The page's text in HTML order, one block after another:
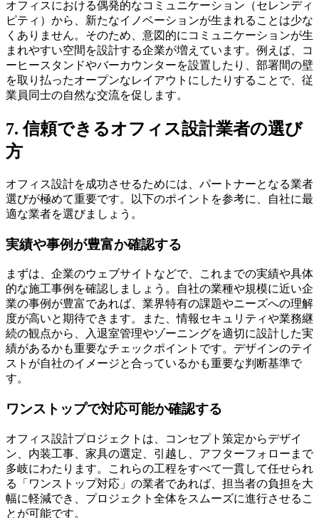
オフィスにおける偶発的なコミュニケーション（セレンディ
ピティ）から、新たなイノベーションが生まれることは少な
くありません。そのため、意図的にコミュニケーションが生
まれやすい空間を設計する企業が増えています。例えば、コ
ーヒースタンドやバーカウンターを設置したり、部署間の壁
を取り払ったオープンなレイアウトにしたりすることで、従
業員同士の自然な交流を促します。
7. 信頼できるオフィス設計業者の選び
方
オフィス設計を成功させるためには、パートナーとなる業者
選びが極めて重要です。以下のポイントを参考に、自社に最
適な業者を選びましょう。
実績や事例が豊富か確認する
まずは、企業のウェブサイトなどで、これまでの実績や具体
的な施工事例を確認しましょう。自社の業種や規模に近い企
業の事例が豊富であれば、業界特有の課題やニーズへの理解
度が高いと期待できます。また、情報セキュリティや業務継
続の観点から、入退室管理やゾーニングを適切に設計した実
績があるかも重要なチェックポイントです。デザインのテイ
ストが自社のイメージと合っているかも重要な判断基準で
す。
ワンストップで対応可能か確認する
オフィス設計プロジェクトは、コンセプト策定からデザイ
ン、内装工事、家具の選定、引越し、アフターフォローまで
多岐にわたります。これらの工程をすべて一貫して任せられ
る「ワンストップ対応」の業者であれば、担当者の負担を大
幅に軽減でき、プロジェクト全体をスムーズに進行させるこ
とが可能です。